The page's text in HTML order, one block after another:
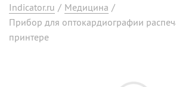
Indicator.ru / Медицина /
Прибор для оптокардиографии
принтере